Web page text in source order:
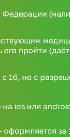
Федерации
пройти
16, но с
ios или
за